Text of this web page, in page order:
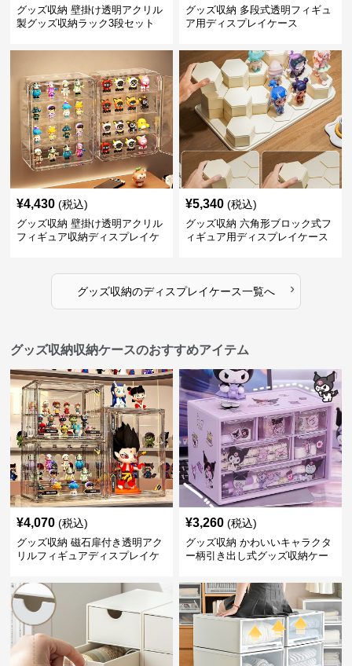
グッズ収納 壁掛け透明アクリル
製グッズ収納ラック3段セット
グッズ収納 多段式透明フィギュ
ア用ディスプレイケース
¥4,430 (税込)
グッズ収納 壁掛け透明アクリル
フィギュア収納ディスプレイケ
¥5,340 (税込)
グッズ収納 六角形ブロック式フ
ィギュア用ディスプレイケース
グッズ収納のディスプレイケース一覧へ ›
グッズ収納収納ケースのおすすめアイテム
¥4,070 (税込)
グッズ収納 磁石扉付き透明アク
リルフィギュアディスプレイケ
¥3,260 (税込)
グッズ収納 かわいいキャラクタ
ー柄引き出し式グッズ収納ケー